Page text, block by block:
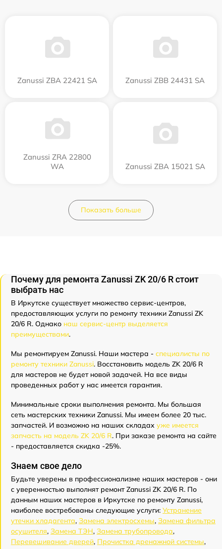
Zanussi ZBA 22421 SA Zanussi ZBB 24431 SA
Zanussi ZRA 22800
WA
Zanussi ZBA 15021 SA
Показать больше
Почему для ремонта Zanussi ZK 20/6 R стоит
выбрать нас
В Иркутске существует множество сервис-центров,
предоставляющих услуги по ремонту техники Zanussi ZK
20/6 R. Однако наш сервис-центр выделяется
преимуществами.
Мы ремонтируем Zanussi. Наши мастера - специалисты по
ремонту техники Zanussi. Восстановить модель ZK 20/6 R
для мастеров не будет новой задачей. На все виды
проведенных работ у нас имеется гарантия.
Минимальные сроки выполнения ремонта. Мы большая
сеть мастерских техники Zanussi. Мы имеем более 20 тыс.
запчастей. И возможно на наших складах уже имеется
запчасть на модель ZK 20/6 R. При заказе ремонта на сайте
- предоставляется скидка -25%.
Знаем свое дело
Будьте уверены в профессионализме наших мастеров - они
с уверенностью выполнят ремонт Zanussi ZK 20/6 R. По
данным наших мастеров в Иркутске по ремонту Zanussi,
наиболее востребованы следующие услуги: Устранение
утечки хладагента, Замена электросхемы, Замена фильтра
осушителя, Замена ТЭН, Замена трубопровода,
Перевешивание дверей, Прочистка дренажной системы,